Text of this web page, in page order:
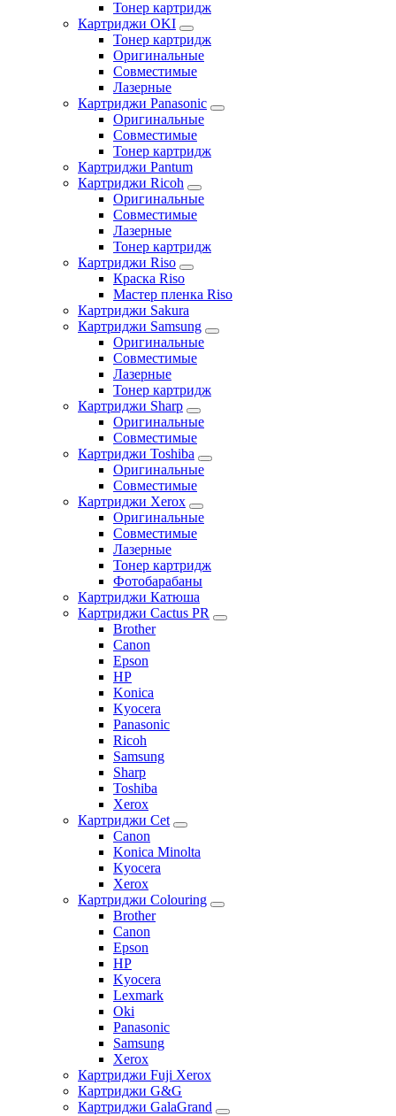
Тонер картридж
Картриджи OKI
Тонер картридж
Оригинальные
Совместимые
Лазерные
Картриджи Panasonic
Оригинальные
Совместимые
Тонер картридж
Картриджи Pantum
Картриджи Ricoh
Оригинальные
Совместимые
Лазерные
Тонер картридж
Картриджи Riso
Краска Riso
Мастер пленка Riso
Картриджи Sakura
Картриджи Samsung
Оригинальные
Совместимые
Лазерные
Тонер картридж
Картриджи Sharp
Оригинальные
Совместимые
Картриджи Toshiba
Оригинальные
Совместимые
Картриджи Xerox
Оригинальные
Совместимые
Лазерные
Тонер картридж
Фотобарабаны
Картриджи Катюша
Картриджи Cactus PR
Brother
Canon
Epson
HP
Konica
Kyocera
Panasonic
Ricoh
Samsung
Sharp
Toshiba
Xerox
Картриджи Cet
Canon
Konica Minolta
Kyocera
Xerox
Картриджи Colouring
Brother
Canon
Epson
HP
Kyocera
Lexmark
Oki
Panasonic
Samsung
Xerox
Картриджи Fuji Xerox
Картриджи G&G
Картриджи GalaGrand